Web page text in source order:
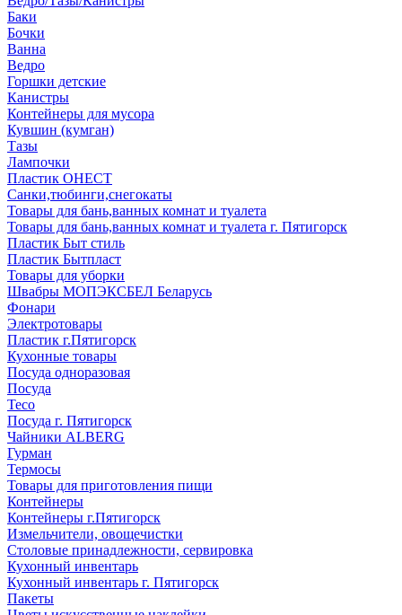
Баки
Бочки
Ванна
Ведро
Горшки детские
Канистры
Контейнеры для мусора
Кувшин (кумган)
Тазы
Лампочки
Пластик ОНЕСТ
Санки,тюбинги,снегокаты
Товары для бань,ванных комнат и туалета
Товары для бань,ванных комнат и туалета г. Пятигорск
Пластик Быт стиль
Пластик Бытпласт
Товары для уборки
Швабры МОПЭКСБЕЛ Беларусь
Фонари
Электротовары
Пластик г.Пятигорск
Кухонные товары
Посуда одноразовая
Посуда
Teco
Посуда г. Пятигорск
Чайники ALBERG
Гурман
Термосы
Товары для приготовления пищи
Контейнеры
Контейнеры г.Пятигорск
Измельчители, овощечистки
Столовые принадлежности, сервировка
Кухонный инвентарь
Кухонный инвентарь г. Пятигорск
Пакеты